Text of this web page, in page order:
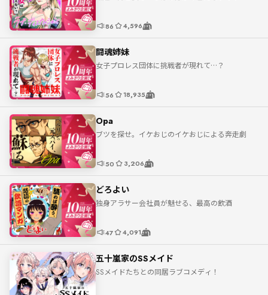
86 4,596
闘魂姉妹
女子プロレス団体に挑戦者が現れて…？
56 18,935
Opa
ブツを探せ。イケおじのイケおじによる奔走劇
50 3,206
どろよい
独身アラサー会社員が魅せる、最高の飲酒
47 4,091
五十嵐家のSSメイド
SSメイドたちとの同居ラブコメディ！